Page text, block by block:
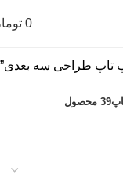
0
تاپ طراحی سه بعدی”
39 محصول